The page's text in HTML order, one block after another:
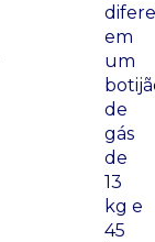
em
um
de
gás
de
13
kg e
45